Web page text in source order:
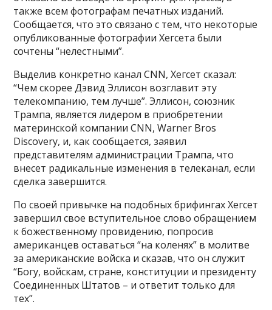
также всем фотографам печатных изданий.
Сообщается, что это связано с тем, что некоторые
опубликованные фотографии Хегсета были
сочтены “нелестными”.
Выделив конкретно канал CNN, Хегсет сказал:
“Чем скорее Дэвид Эллисон возглавит эту
телекомпанию, тем лучше”. Эллисон, союзник
Трампа, является лидером в приобретении
материнской компании CNN, Warner Bros
Discovery, и, как сообщается, заявил
представителям администрации Трампа, что
внесет радикальные изменения в телеканал, если
сделка завершится.
По своей привычке на подобных брифингах Хегсет
завершил свое вступительное слово обращением
к божественному провидению, попросив
американцев оставаться “на коленях” в молитве
за американские войска и сказав, что он служит
“Богу, войскам, стране, конституции и президенту
Соединенных Штатов – и ответит только для
тех”.